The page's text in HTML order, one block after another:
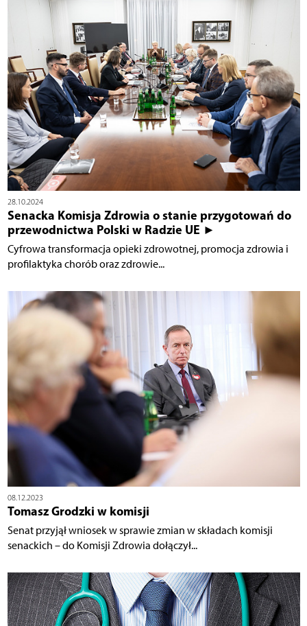
28.10.2024
Senacka Komisja Zdrowia o stanie przygotowań do
przewodnictwa Polski w Radzie UE ►
Cyfrowa transformacja opieki zdrowotnej, promocja zdrowia i
profilaktyka chorób oraz zdrowie...
08.12.2023
Tomasz Grodzki w komisji
Senat przyjął wniosek w sprawie zmian w składach komisji
senackich – do Komisji Zdrowia dołączył...